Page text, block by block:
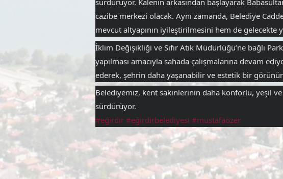
sürdürüyor. Kalenin arkasından başlayarak
cazibe merkezi olacak. Aynı zamanda, Belediye
mevcut altyapının iyileştirilmesini hem de gelecekte
İklim Değişikliği ve Sıfır Atık Müdürlüğü’ne bağlı
yapılması amacıyla sahada çalışmalarına devam
ederek, şehrin daha yaşanabilir ve estetik bir
Belediyemiz, kent sakinlerinin daha konforlu, yeşil
sürdürüyor.
#eğirdir #eğirdirbelediyesi #mustafaözer